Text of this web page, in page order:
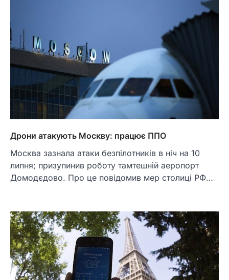
Дрони атакують Москву: працює ППО
Москва зазнала атаки безпілотників в ніч на 10
липня; призупинив роботу тамтешній аеропорт
Домодєдово. Про це повідомив мер столиці РФ…